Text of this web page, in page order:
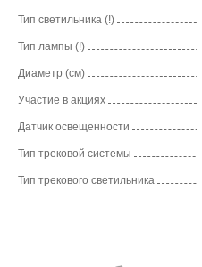
Тип светильника (!)
Тип лампы (!)
Диаметр (см)
Участие в акциях
Датчик освещенности
Тип трековой системы
Тип трекового светильника